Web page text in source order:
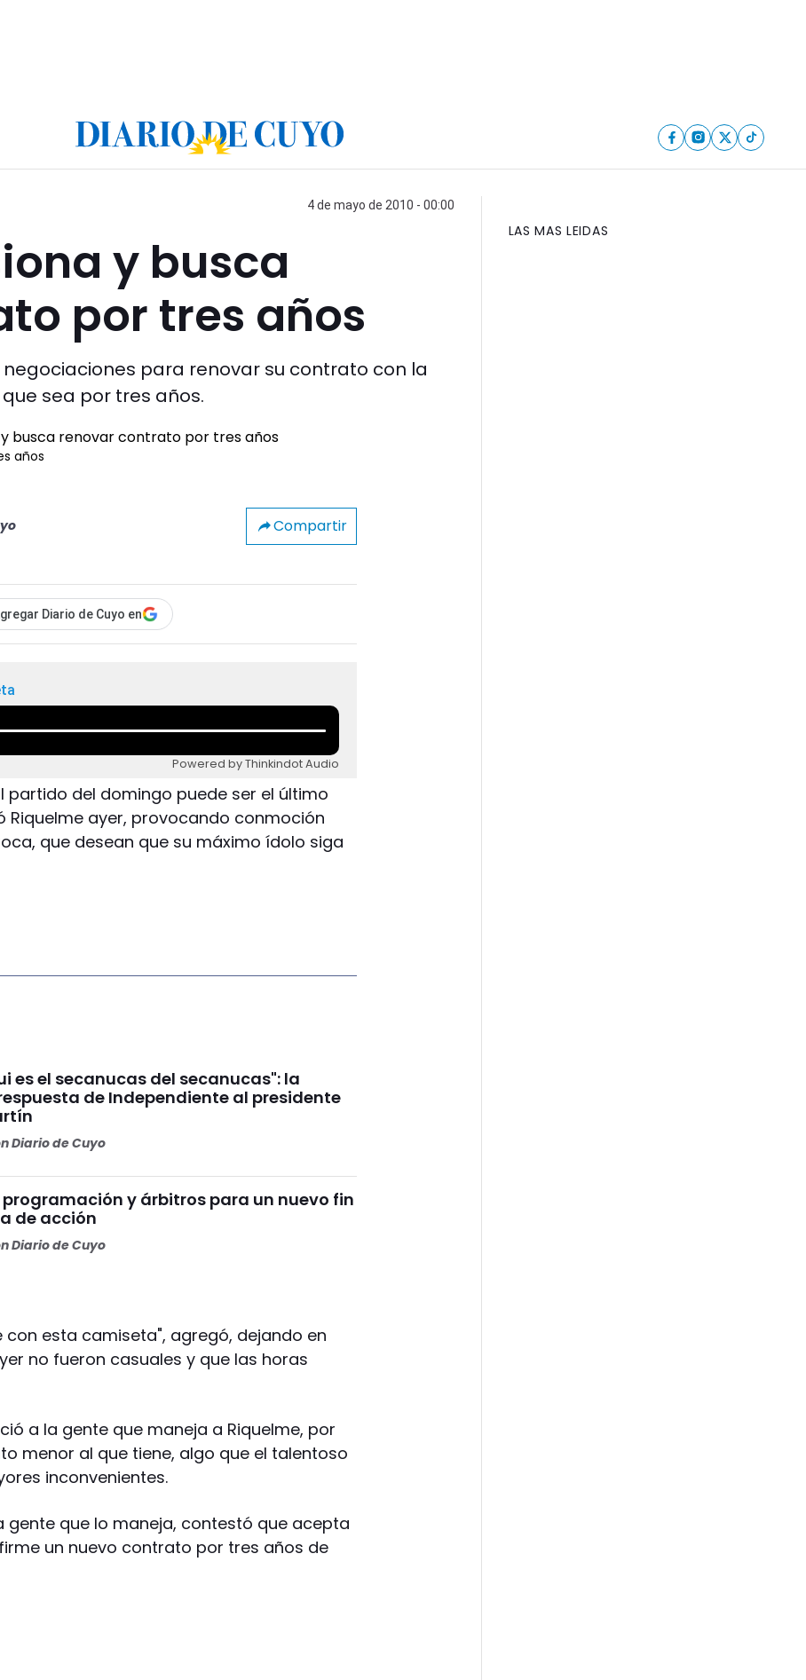
4 de mayo de 2010 - 00:00
y busca
por tres años
para renovar su contrato con la
sea por tres años.
años
Compartir
Diario de Cuyo en
Powered by Thinkindot Audio
partido del domingo puede ser el último
Riquelme ayer, provocando conmoción
que desean que su máximo ídolo siga
es el secanucas del secanucas": la
de Independiente al presidente
Diario de Cuyo
programación y árbitros para un nuevo fin
de acción
Diario de Cuyo
con esta camiseta", agregó, dejando en
no fueron casuales y que las horas
a la gente que maneja a Riquelme, por
menor al que tiene, algo que el talentoso
inconvenientes.
gente que lo maneja, contestó que acepta
un nuevo contrato por tres años de
LAS MAS LEIDAS